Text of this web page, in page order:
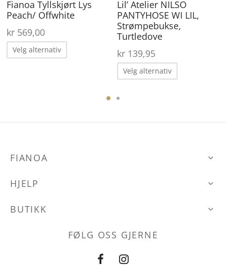
produktsiden
Fianoa Tyllskjørt Lys
Peach/ Offwhite
kr569,00
Velg alternativ
Dette
produktet
Alternativene
Lil’ Atelier NILSO
PANTYHOSE WI LIL,
Strømpebukse,
Turtledove
kr139,95
Velg alternativ
Dette
produktet
FIANOA
HJELP
BUTIKK
FØLG OSS GJERNE